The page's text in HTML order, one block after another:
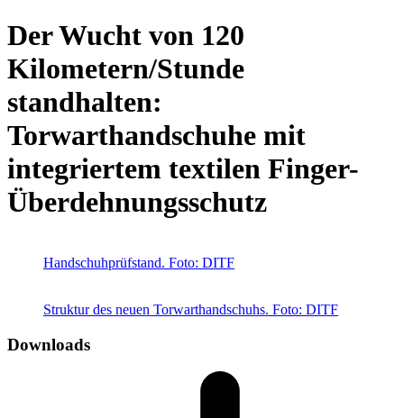
Der Wucht von 120
Kilometern/Stunde
standhalten:
Torwarthandschuhe mit
integriertem textilen Finger-
Überdehnungsschutz
Handschuhprüfstand. Foto: DITF
Struktur des neuen Torwarthandschuhs. Foto: DITF
Downloads